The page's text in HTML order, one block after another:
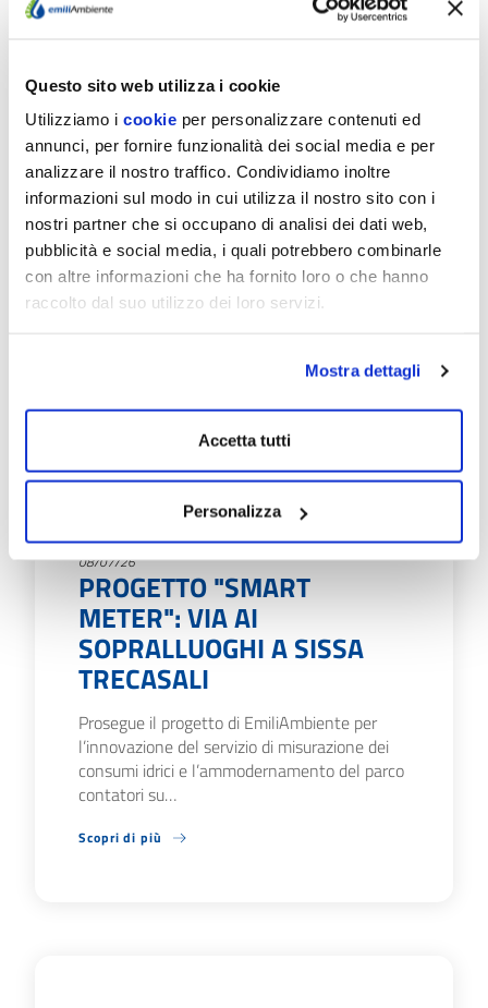
Questo sito web utilizza i cookie
Utilizziamo i cookie per personalizzare contenuti ed
annunci, per fornire funzionalità dei social media e per
analizzare il nostro traffico. Condividiamo inoltre
informazioni sul modo in cui utilizza il nostro sito con i
nostri partner che si occupano di analisi dei dati web,
pubblicità e social media, i quali potrebbero combinarle
con altre informazioni che ha fornito loro o che hanno
raccolto dal suo utilizzo dei loro servizi.
Mostra dettagli
Accetta tutti
Personalizza
FONTANELLATO E
SALSOMAGGIORE TERME:
IL 20 E 21/7 CHIUSURE
AGLI SPORTELLI
EmiliAmbiente informa che: Lunedì 20 luglio
lo sportello del Servizio idrico nel Comune di
Fontanellato, normalmente aperto in
08/07/26
PROGETTO "SMART
METER": VIA AI
SOPRALLUOGHI A SISSA
TRECASALI
Prosegue il progetto di EmiliAmbiente per
l’innovazione del servizio di misurazione dei
consumi idrici e l’ammodernamento del parco
contatori su…
Scopri di più